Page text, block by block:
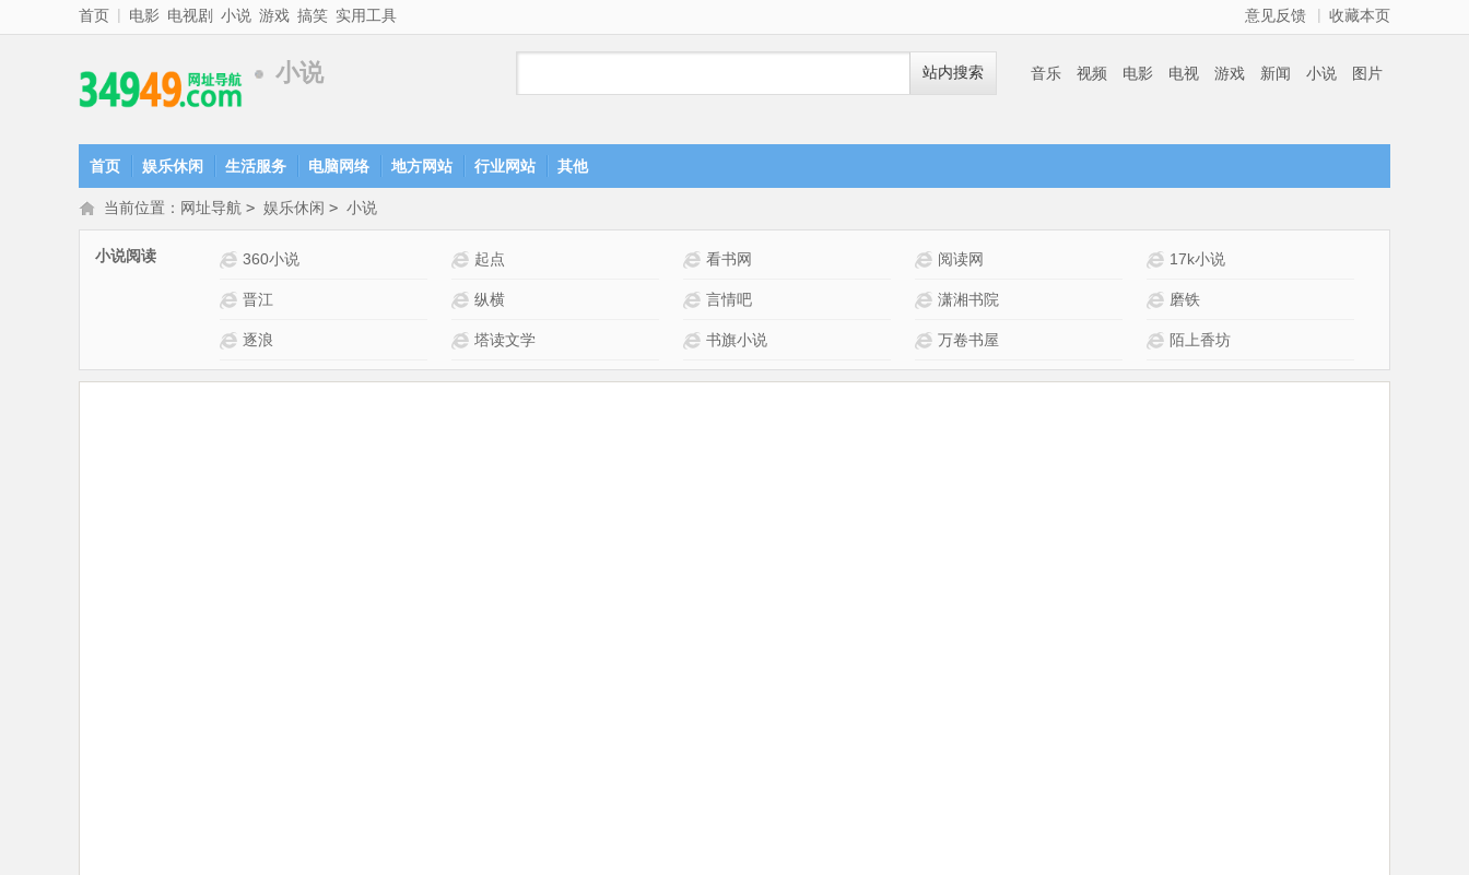
首页 | 电影 电视剧 小说 游戏 搞笑 实用工具 意见反馈 | 收藏本页
小说 音乐 视频 电影 电视 游戏 新闻 小说 图片
站内搜索
首页 娱乐休闲 生活服务 电脑网络 地方网站 行业网站 其他
当前位置： 网址导航 > 娱乐休闲 > 小说
小说阅读 360小说 起点 看书网 阅读网
17k小说网站介绍 17k小说
晋江 纵横 言情吧 潇湘书院 磨铁
逐浪 塔读文学 书旗小说 万卷书屋 陌上香坊